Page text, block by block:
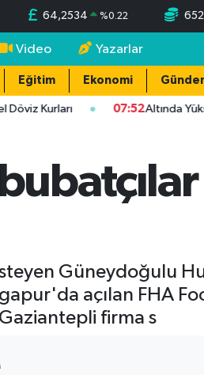
64,2534 %0.22
Video Yazarlar
Eğitim Ekonomi
Kurları 07:52Altında
Güneydoğulu
açılan FHA
firma s